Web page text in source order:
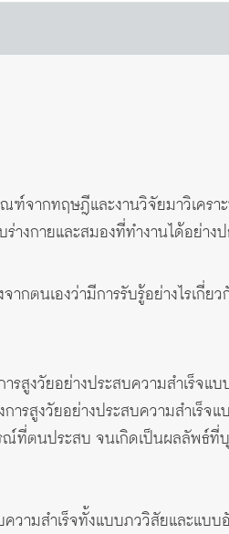
ฑ์จากทฤษฎีและงานวิจัยมาวิเครา
งกายและสมองที่ทำงานได้อย่าง
ากตนเองว่ามีการรับรู้อย่างไรเกี่ย
สูงวัยอย่างประสบความสำเร็จแ
ารสูงวัยอย่างประสบความสำเร็
ที่ตนประสบ จนเกิดเป็นผลลัพธ์
วามสำเร็จทั้งแบบภววิสัยและแ